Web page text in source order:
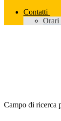
Contatti
Orari
Campo di ricerca